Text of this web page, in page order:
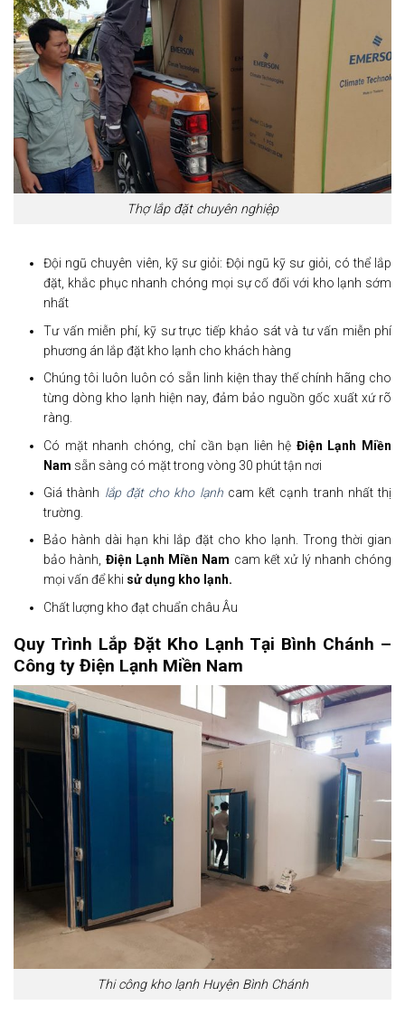
Thợ lắp đặt chuyên nghiệp
Đội ngũ chuyên viên, kỹ sư giỏi: Đội ngũ kỹ sư giỏi, có thể lắp
đặt, khắc phục nhanh chóng mọi sự cố đối với kho lạnh sớm
nhất
Tư vấn miễn phí, kỹ sư trực tiếp khảo sát và tư vấn miễn phí
phương án lắp đặt kho lạnh cho khách hàng
Chúng tôi luôn luôn có sẵn linh kiện thay thế chính hãng cho
từng dòng kho lạnh hiện nay, đảm bảo nguồn gốc xuất xứ rõ
ràng.
Có mặt nhanh chóng, chỉ cần bạn liên hệ Điện Lạnh Miền
Nam sẵn sàng có mặt trong vòng 30 phút tận nơi
Giá thành lắp đặt cho kho lạnhcam kết cạnh tranh nhất thị
trường.
Bảo hành dài hạn khi lắp đặt cho kho lạnh. Trong thời gian
bảo hành, Điện Lạnh Miền Nam cam kết xử lý nhanh chóng
mọi vấn để khi sử dụng kho lạnh.
Chất lượng kho đạt chuẩn châu Âu
Quy Trình Lắp Đặt Kho Lạnh Tại Bình Chánh –
Công ty Điện Lạnh Miền Nam
Thi công kho lạnh Huyện Bình Chánh